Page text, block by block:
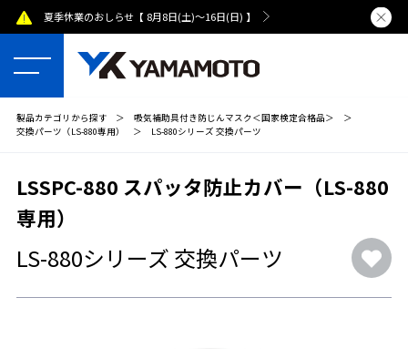
夏季休業のおしらせ【 8月8日(土)～16日(日) 】 熊本県で
製品カテゴリから探す ＞ 吸気補助具付き防じんマスク＜国家検定合格品＞
＞
交換パーツ（LS-880専用）
＞ LS-880シリーズ 交換パーツ
LSSPC-880 スパッタ防止カバー（LS-880
専用）
LS-880シリーズ 交換パーツ